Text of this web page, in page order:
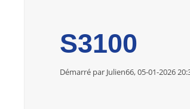
S3100
Démarré par Julien66, 05-01-2026